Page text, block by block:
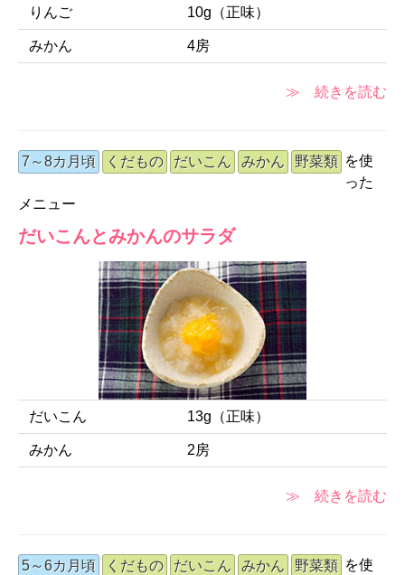
りんご 10g（正味）
みかん 4房
≫ 続きを読む
7～8カ月頃 くだもの だいこん みかん 野菜類 を使
った
メニュー
だいこんとみかんのサラダ
だいこん 13g（正味）
みかん 2房
≫ 続きを読む
5～6カ月頃 くだもの だいこん みかん 野菜類 を使